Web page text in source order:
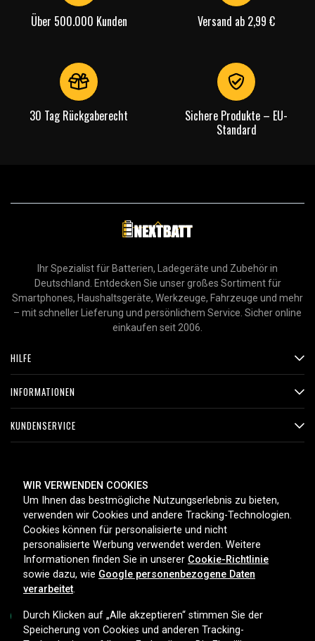
Über 500.000 Kunden Versand ab 2,99 €
30 Tag Rückgaberecht
Sichere Produkte – EU-
Standard
Ihr Spezialist für Batterien, Ladegeräte und Zubehör in
Deutschland. Entdecken Sie unser großes Sortiment für
Smartphones, Haushaltsgeräte, Werkzeuge, Fahrzeuge und mehr
– mit schneller Lieferung und persönlichem Service. Sicher online
einkaufen seit 2006.
HILFE
INFORMATIONEN
KUNDENSERVICE
ZAHLUNGSMETHODEN
LIEFEROPTIONEN
WIR VERWENDEN COOKIES
Um Ihnen das bestmögliche Nutzungserlebnis zu bieten,
verwenden wir Cookies und andere Tracking-Technologien.
Cookies können für personalisierte und nicht
personalisierte Werbung verwendet werden. Weitere
Informationen finden Sie in unserer Cookie-Richtlinie
sowie dazu, wie Google personenbezogene Daten
verarbeitet.
Durch Klicken auf „Alle akzeptieren“ stimmen Sie der
Speicherung von Cookies und anderen Tracking-